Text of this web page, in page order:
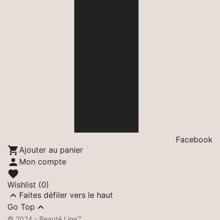
Facebook
 Ajouter au panier
 Mon compte

Wishlist (0)
 Faites défiler vers le haut
Go Top 